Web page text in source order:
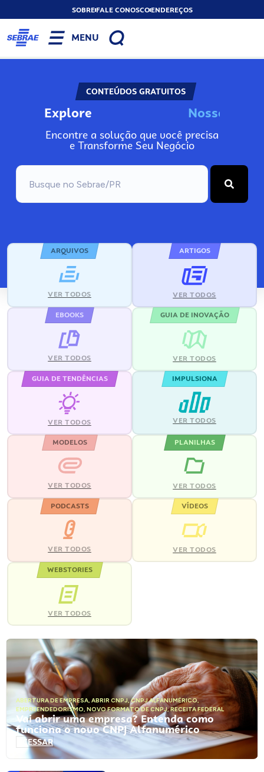
SOBREFALE CONOSCOENDEREÇOS
MENU
CONTEÚDOS GRATUITOS
Explore No
Encontre a solução que você precisa
e Transforme Seu Negócio
ARQUIVOS
VER TODOS
ARTIGOS
VER TODOS
EBOOKS
VER TODOS
GUIA DE INOVAÇÃO
VER TODOS
GUIA DE TENDÊNCIAS
VER TODOS
IMPULSIONA
VER TODOS
MODELOS
VER TODOS
PLANILHAS
VER TODOS
PODCASTS
VER TODOS
VÍDEOS
VER TODOS
WEBSTORIES
VER TODOS
ABERTURA DE EMPRESA, ABRIR CNPJ,CNPJ ALFANUMÉRICO,
EMPREENDEDORISMO, NOVO FORMATO DE CNPJ,RECEITA FEDERAL
Vai abrir uma empresa? Entenda como
funciona o novo CNPJ Alfanumérico
ACESSAR